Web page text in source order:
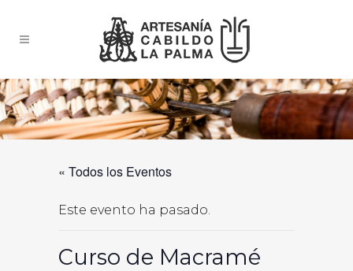
« Todos los Eventos
Este evento ha pasado.
Curso de Macramé